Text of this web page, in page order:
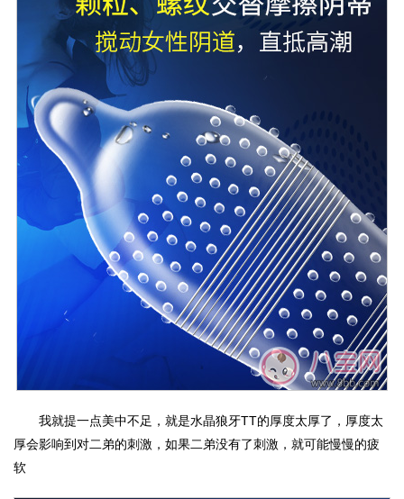
我就提一点美中不足，就是水晶狼牙TT的厚度太厚了，厚度太
厚会影响到对二弟的刺激，如果二弟没有了刺激，就可能慢慢的疲
软